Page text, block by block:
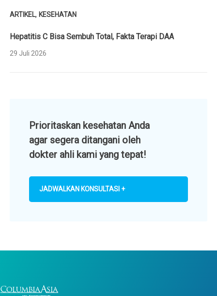
ARTIKEL, KESEHATAN
Hepatitis C Bisa Sembuh Total, Fakta Terapi DAA
29 Juli 2026
Prioritaskan kesehatan Anda
agar segera ditangani oleh
dokter ahli kami yang tepat!
JADWALKAN KONSULTASI +